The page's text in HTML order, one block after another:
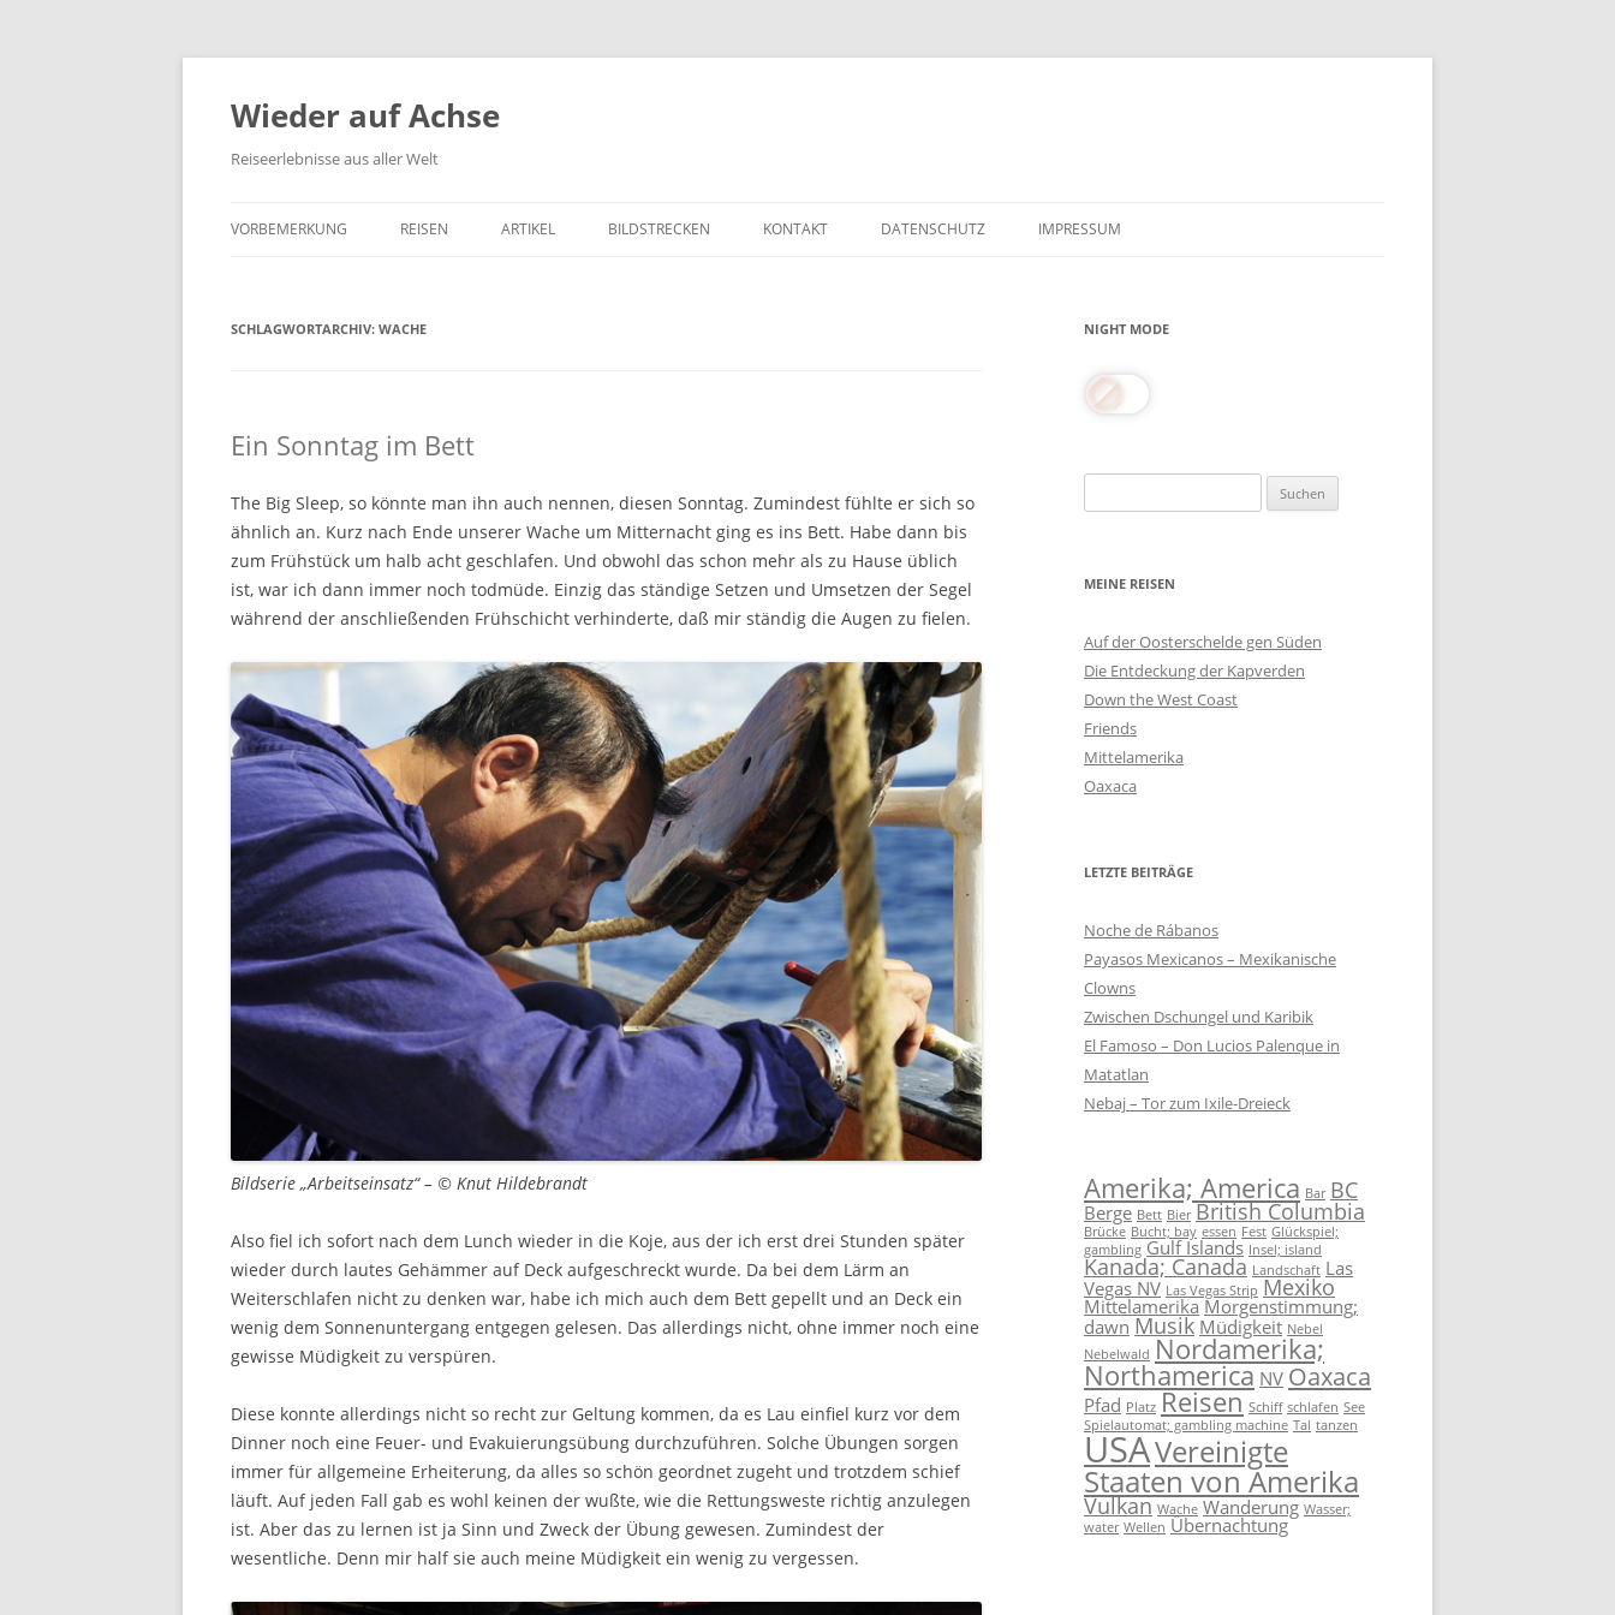
Wieder auf Achse
Reiseerlebnisse aus aller Welt
VORBEMERKUNG REISEN ARTIKEL BILDSTRECKEN KONTAKT DATENSCHUTZ IMPRESSUM
SCHLAGWORTARCHIV: WACHE
Ein Sonntag im Bett
The Big Sleep, so könnte man ihn auch nennen, diesen Sonntag. Zumindest fühlte er sich so
ähnlich an. Kurz nach Ende unserer Wache um Mitternacht ging es ins Bett. Habe dann bis
zum Frühstück um halb acht geschlafen. Und obwohl das schon mehr als zu Hause üblich
ist, war ich dann immer noch todmüde. Einzig das ständige Setzen und Umsetzen der Segel
während der anschließenden Frühschicht verhinderte, daß mir ständig die Augen zu fielen.
Bildserie „Arbeitseinsatz“ – © Knut Hildebrandt
Also fiel ich sofort nach dem Lunch wieder in die Koje, aus der ich erst drei Stunden später
wieder durch lautes Gehämmer auf Deck aufgeschreckt wurde. Da bei dem Lärm an
Weiterschlafen nicht zu denken war, habe ich mich auch dem Bett gepellt und an Deck ein
wenig dem Sonnenuntergang entgegen gelesen. Das allerdings nicht, ohne immer noch eine
gewisse Müdigkeit zu verspüren.
Diese konnte allerdings nicht so recht zur Geltung kommen, da es Lau einfiel kurz vor dem
Dinner noch eine Feuer- und Evakuierungsübung durchzuführen. Solche Übungen sorgen
immer für allgemeine Erheiterung, da alles so schön geordnet zugeht und trotzdem schief
läuft. Auf jeden Fall gab es wohl keinen der wußte, wie die Rettungsweste richtig anzulegen
ist. Aber das zu lernen ist ja Sinn und Zweck der Übung gewesen. Zumindest der
wesentliche. Denn mir half sie auch meine Müdigkeit ein wenig zu vergessen.
NIGHT MODE
nach:
MEINE REISEN
Auf der Oosterschelde gen Süden
Die Entdeckung der Kapverden
Down the West Coast
Friends
Mittelamerika
Oaxaca
LETZTE BEITRÄGE
Noche de Rábanos
Payasos Mexicanos – Mexikanische
Clowns
Zwischen Dschungel und Karibik
El Famoso – Don Lucios Palenque in
Matatlan
Nebaj – Tor zum Ixile-Dreieck
Amerika; America Bar BC
Berge Bett Bier British Columbia
Brücke Bucht; bay essen Fest Glückspiel;
gambling Gulf Islands Insel; island
Kanada; Canada Landschaft Las
Vegas NV Las Vegas Strip Mexiko
Mittelamerika Morgenstimmung;
dawn Musik Müdigkeit Nebel
Nebelwald Nordamerika;
Northamerica NV Oaxaca
Pfad Platz Reisen Schiff schlafen See
Spielautomat; gambling machine Tal tanzen
USAVereinigte
Staaten von Amerika
Vulkan Wache Wanderung Wasser;
water Wellen Übernachtung